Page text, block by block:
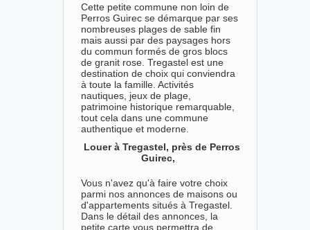
Cette petite commune non loin de
Perros Guirec se démarque par ses
nombreuses plages de sable fin
mais aussi par des paysages hors
du commun formés de gros blocs
de granit rose. Tregastel est une
destination de choix qui conviendra
à toute la famille. Activités
nautiques, jeux de plage,
patrimoine historique remarquable,
tout cela dans une commune
authentique et moderne.
Louer à Tregastel, près de Perros
Guirec,
Vous n'avez qu'à faire votre choix
parmi nos annonces de maisons ou
d'appartements situés à Tregastel.
Dans le détail des annonces, la
petite carte vous permettra de